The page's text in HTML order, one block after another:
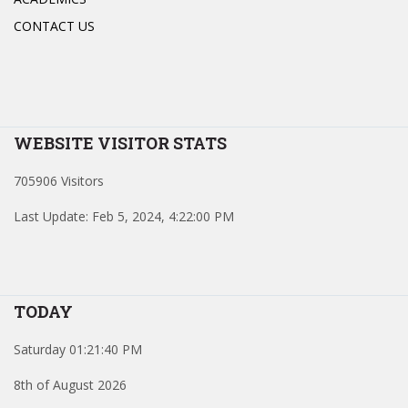
CONTACT US
WEBSITE VISITOR STATS
705906 Visitors
Last Update: Feb 5, 2024, 4:22:00 PM
TODAY
Saturday 01:21:40 PM
8th of August 2026